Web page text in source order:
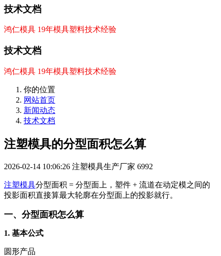
技术文档
鸿仁模具 19年模具塑料技术经验
技术文档
鸿仁模具 19年模具塑料技术经验
你的位置
网站首页
新闻动态
技术文档
注塑模具的分型面积怎么算
2026-02-14 10:06:26 注塑模具生产厂家 6992
注塑模具分型面积 = 分型面上，塑件 + 流道在动定模之间的
投影面积直接算最大轮廓在分型面上的投影就行。
一、分型面积怎么算
1. 基本公式
圆形产品